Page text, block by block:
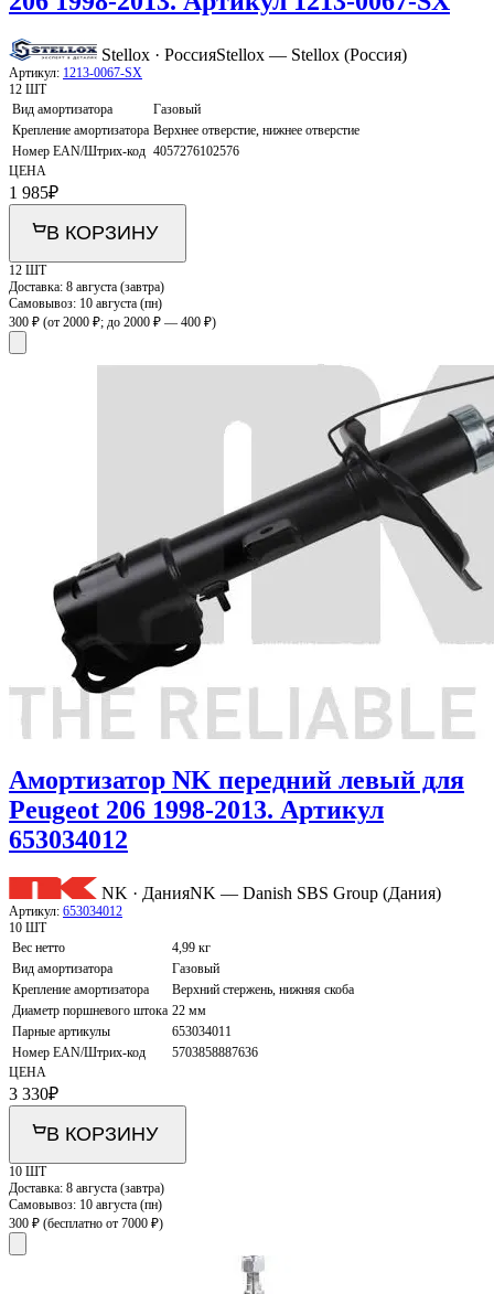
Stellox · РоссияStellox — Stellox (Россия)
Артикул: 1213-0067-SX
12 ШТ
Вид амортизатора
Газовый
Крепление амортизатора Верхнее отверстие, нижнее отверстие
Номер EAN/Штрих-код 4057276102576
ЦЕНА
1 985₽
В КОРЗИНУ
12 ШТ
Доставка: 8 августа (завтра)
Самовывоз: 10 августа (пн)
300 ₽ (от 2000 ₽; до 2000 ₽ — 400 ₽)
Амортизатор NK передний левый для
Peugeot 206 1998-2013. Артикул
653034012
NK · ДанияNK — Danish SBS Group (Дания)
Артикул: 653034012
10 ШТ
Вес нетто
4,99 кг
Вид амортизатора
Газовый
Крепление амортизатора
Верхний стержень, нижняя скоба
Диаметр поршневого штока 22 мм
Парные артикулы
653034011
Номер EAN/Штрих-код
5703858887636
ЦЕНА
3 330₽
В КОРЗИНУ
10 ШТ
Доставка: 8 августа (завтра)
Самовывоз: 10 августа (пн)
300 ₽ (бесплатно от 7000 ₽)